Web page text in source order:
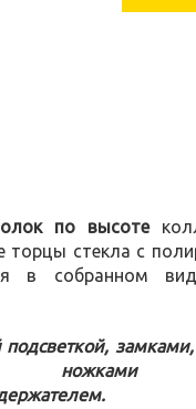
по высоте
торцы стекла с
в собранном
подсветкой,
ножками